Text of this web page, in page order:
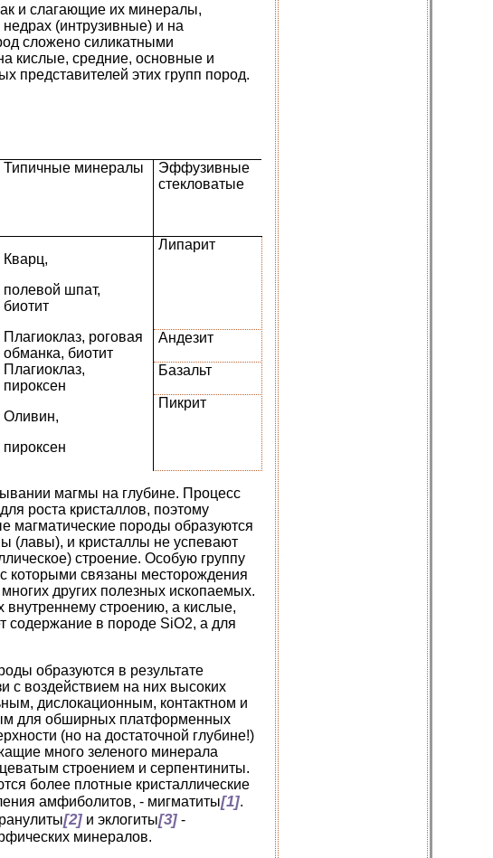
и слагающие их минералы,
(интрузивные) и на
сложено силикатными
кислые, средние, основные и
представителей этих групп пород.
Типичные минералы
Эффу­зивные
стекловатые
Кварц,
полевой шпат,
биотит
Липарит
Плагиоклаз, роговая
обманка, биотит
Андезит
Плагиоклаз,
пироксен
Базальт
Оливин,
пироксен
Пикрит
магмы на глубине. Процесс
роста кристаллов, поэтому
магматические породы образуются
(лавы), и кристаллы не успевают
строение. Особую группу
которыми связаны месторождения
других полезных ископаемых.
строению, а кислые,
содержание в породе SiO2, а для
образуются в результате
с воздействием на них высоких
дислокационным, контактном и
для обширных платформенных
(но на достаточной глубине!)
много зеленого минерала
строением и серпентиниты.
более плотные кристаллические
амфиболитов, - мигматиты[1].
[2] и эклогиты[3] -
минералов.